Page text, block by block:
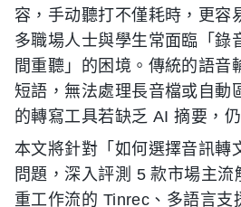
容，手动聽打不僅耗時，更容
多職場人士與學生常面臨「錄
間重聽」的困境。傳統的語音
短語，無法處理長音檔或自動
的轉寫工具若缺乏 AI 摘要，
本文將針對「如何選擇音訊轉
問題，深入評測 5 款市場主流
重工作流的 Tinrec、多語言支